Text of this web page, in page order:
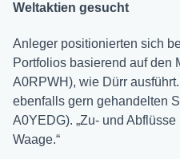
Weltaktien gesucht
Anleger positionierten sich
Portfolios basierend auf den
A0RPWH), wie Dürr
ebenfalls gern gehandelten
A0YEDG). „Zu- und
Waage.“